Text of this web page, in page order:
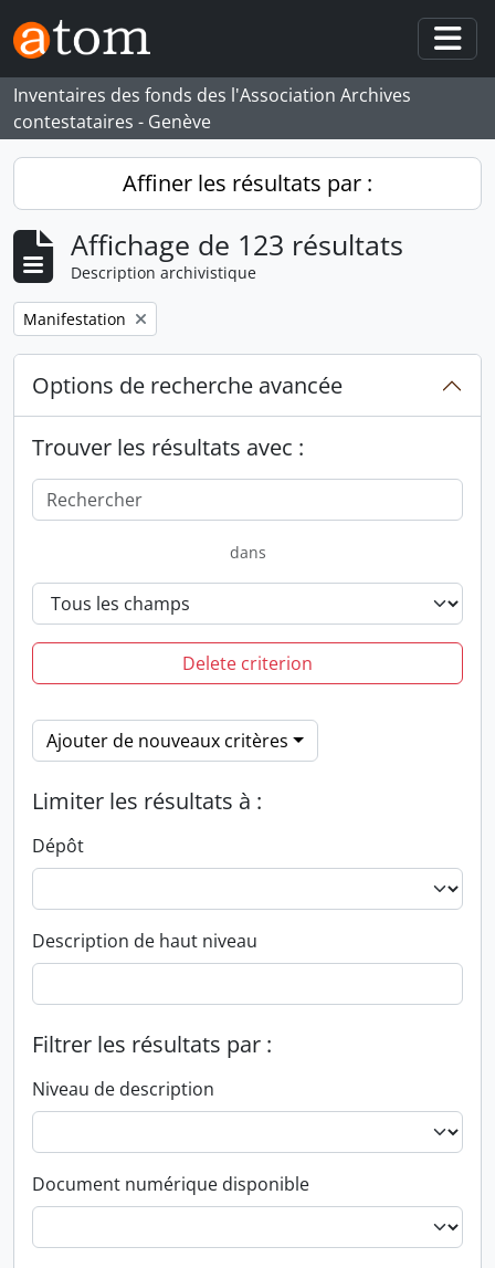
Skip to main content
Inventaires des fonds des l'Association Archives
contestataires - Genève
Affiner les résultats par :
Affichage de 123 résultats
Description archivistique
Remove filter:
Manifestation
Options de recherche avancée
Trouver les résultats avec :
dans
Delete criterion
Ajouter de nouveaux critères
Limiter les résultats à :
Dépôt
Description de haut niveau
Filtrer les résultats par :
Niveau de description
Document numérique disponible